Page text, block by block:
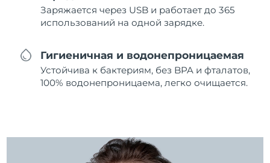
Заряжается через USB и работает до 365
использований на одной зарядке.
Гигиеничная и водонепроницаемая
Устойчива к бактериям, без BPA и фталатов,
100% водонепроницаема, легко очищается.